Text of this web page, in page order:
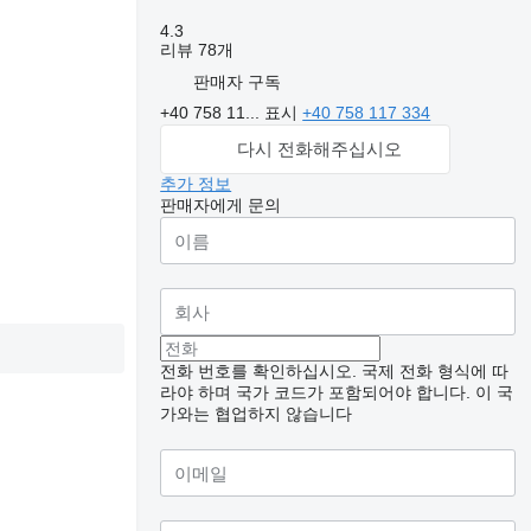
4.3
리뷰 78개
판매자 구독
+40 758 11...
표시+40 758 117 334
다시 전화해주십시오
추가 정보
판매자에게 문의
전화 번호를 확인하십시오. 국제 전화 형식에 따
라야 하며 국가 코드가 포함되어야 합니다. 이 국
가와는 협업하지 않습니다